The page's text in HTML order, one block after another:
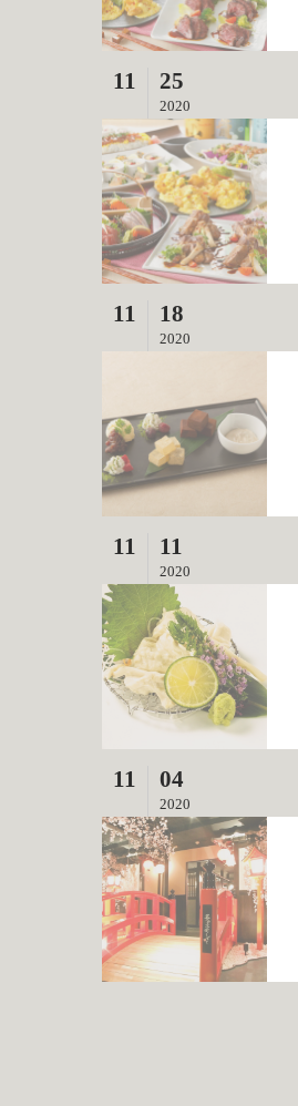
11 25
2020
11 18
2020
11 11
2020
11 04
2020